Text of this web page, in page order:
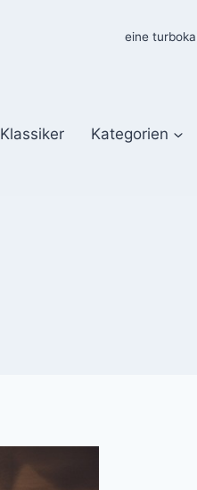
eine
Klassiker Kategorien